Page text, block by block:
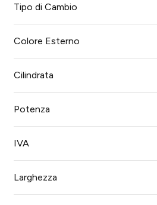
Tipo di Cambio
Colore Esterno
Cilindrata
Potenza
IVA
Larghezza